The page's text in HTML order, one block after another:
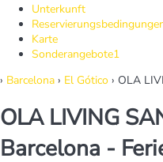
Unterkunft
Karte
Sonderangebote1
› Barcelona › El Gótico › OLA
OLA LIVING
Barcelona -